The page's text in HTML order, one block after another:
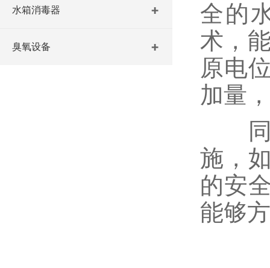
水箱消毒器
臭氧设备
全的
术，
原电
加量
同
施，
的安
能够